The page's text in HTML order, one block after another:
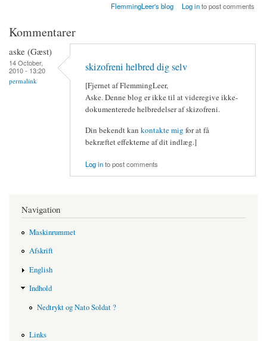
FlemmingLeer's blog Log into post comments
Kommentarer
aske (Gæst)
14 October,
2010 - 13:20
permalink
skizofreni helbred dig selv
[Fjernet af FlemmingLeer,
Aske. Denne blog er ikke til at videregive ikke-
dokumenterede helbredelser af skizofreni.
Din bekendt kan kontakte mig for at få
bekræftet effekterne af dit indlæg.]
Log into post comments
Navigation
Maskinrummet
Afskrift
English
Indhold
Nedtrykt og Nato Soldat ?
Links